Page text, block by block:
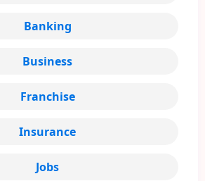
Banking
Business
Franchise
Insurance
Jobs